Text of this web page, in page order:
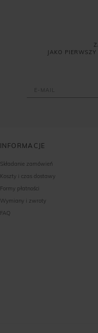
JAKO
INFORMACJE
Składanie zamówień
Koszty i czas dostawy
Formy płatności
Wymiany i zwroty
FAQ